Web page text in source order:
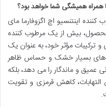
همراه همیشگی شما خواهد بود؟
اینتنسیو اچ اگزوفارما مای
بیش از یک مرطوب کننده
مؤثر خود، به عنوان یک
های بسیار خشک و حساس ظاهر
عمیق و ماندگار را می دهد، بلکه
التهابات، کاهش قرمزی و تقویت